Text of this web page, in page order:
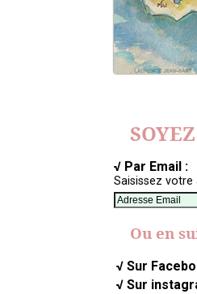
√ Par Email :
Saisissez votre
Ou en
√ Sur
√ Sur